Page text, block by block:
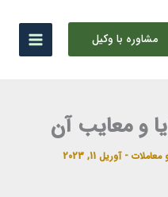
مشاوره با وکیل
و معایب آن
معاملات -آوریل 11, 2023